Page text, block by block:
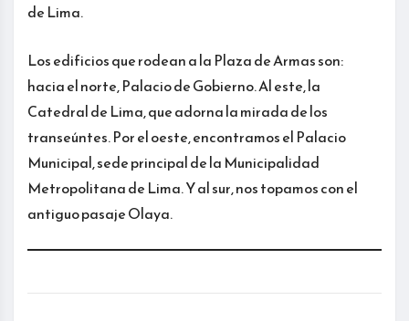
de Lima.
Los edificios que rodean a la Plaza de Armas son:
hacia el norte, Palacio de Gobierno. Al este, la
Catedral de Lima, que adorna la mirada de los
transeúntes. Por el oeste, encontramos el Palacio
Municipal, sede principal de la Municipalidad
Metropolitana de Lima. Y al sur, nos topamos con el
antiguo pasaje Olaya.